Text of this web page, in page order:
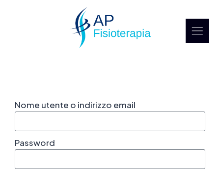
Nome utente o indirizzo email
Password